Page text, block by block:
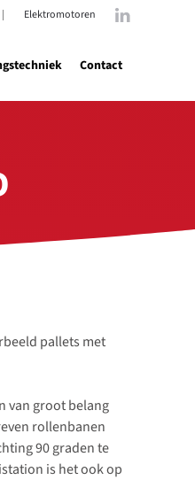
| Elektromotoren
Contact
pallets met
van groot belang
rollenbanen
90 graden te
is het ook op